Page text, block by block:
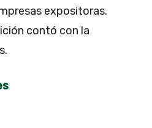
expositoras.
contó con la